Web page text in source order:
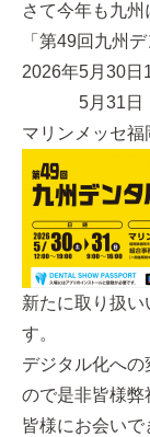
さて今年も九州
「第49回九州
2026年5月30日
5月31日
マリンメッセ福
新たに取り扱い
す。
デジタル化へ
ので是非皆様弊
皆様にお会いで